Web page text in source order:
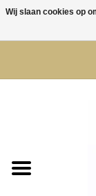
Horeca meubels
Wij slaan cookies op